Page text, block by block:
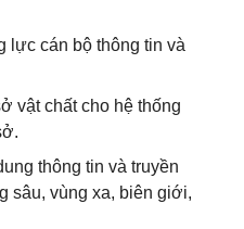
lực cán bộ thông tin và
vật chất cho hệ thống
thông tin và truyền
sâu, vùng xa, biên giới,